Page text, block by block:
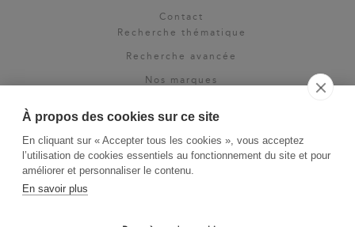
À propos des cookies sur ce site
En cliquant sur « Accepter tous les cookies », vous acceptez
l’utilisation de cookies essentiels au fonctionnement du site et pour
améliorer et personnaliser le contenu.
En savoir plus
Contact
Recherche thématique
Recherche avancée
Nos marques
Espace pro
Newsletter
La Vie des Classiques